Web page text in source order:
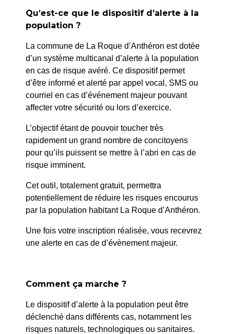
20/26 – BAIL D’HABITATION DU LOGEMENT 4 Pl
H.GROUX
22/26 – CONVENTION DE LOCATION DE
L’AUDITORIUM DE LA MÉDIATHÈQUE ANNE
SYLVESTRE DE LA ROQUE D’ANTHÉRON
La Roque d’Anthéron
Qu’est-ce que le dispositif d’alerte à la
population ?
La commune de La Roque d’Anthéron est dotée
d’un système multicanal d’alerte à la population
en cas de risque avéré. Ce dispositif permet
d’être informé et alerté par appel vocal, SMS ou
courriel en cas d’événement majeur pouvant
affecter votre sécurité ou lors d’exercice.
L’objectif étant de pouvoir toucher très
rapidement un grand nombre de concitoyens
pour qu’ils puissent se mettre à l’abri en cas de
risque imminent.
Cet outil, totalement gratuit, permettra
potentiellement de réduire les risques encourus
par la population habitant La Roque d’Anthéron.
Une fois votre inscription réalisée, vous recevrez
une alerte en cas de d’évènement majeur.
Comment ça marche ?
Le dispositif d’alerte à la population peut être
déclenché dans différents cas, notamment les
risques naturels, technologiques ou sanitaires.